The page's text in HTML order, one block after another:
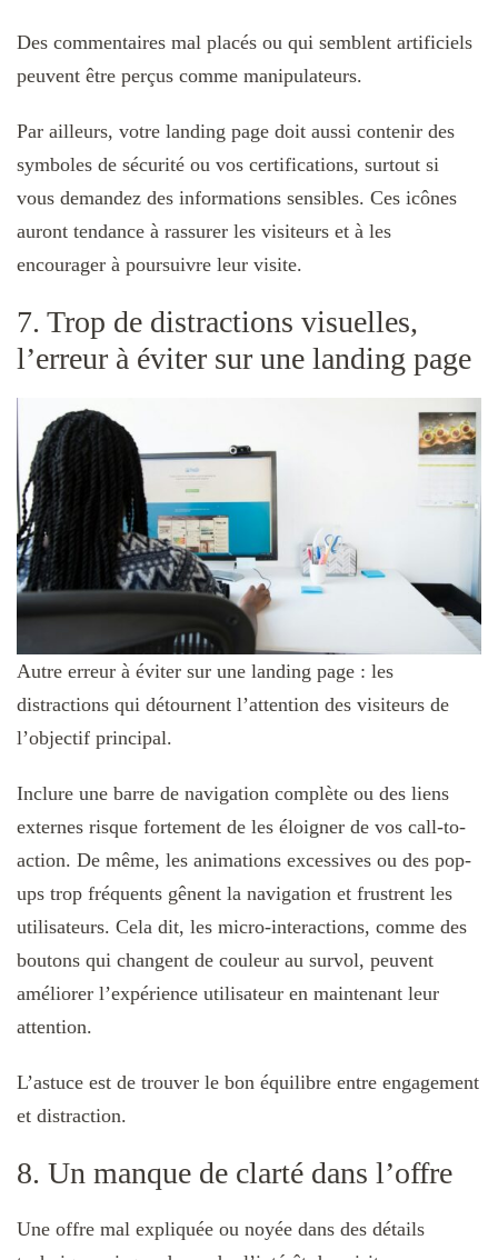
Des commentaires mal placés ou qui semblent artificiels
peuvent être perçus comme manipulateurs.
Par ailleurs, votre landing page doit aussi contenir des
symboles de sécurité ou vos certifications, surtout si
vous demandez des informations sensibles. Ces icônes
auront tendance à rassurer les visiteurs et à les
encourager à poursuivre leur visite.
7. Trop de distractions visuelles,
l’erreur à éviter sur une landing page
Autre erreur à éviter sur une landing page : les
distractions qui détournent l’attention des visiteurs de
l’objectif principal.
Inclure une barre de navigation complète ou des liens
externes risque fortement de les éloigner de vos call-to-
action. De même, les animations excessives ou des pop-
ups trop fréquents gênent la navigation et frustrent les
utilisateurs. Cela dit, les micro-interactions, comme des
boutons qui changent de couleur au survol, peuvent
améliorer l’expérience utilisateur en maintenant leur
attention.
L’astuce est de trouver le bon équilibre entre engagement
et distraction.
8. Un manque de clarté dans l’offre
Une offre mal expliquée ou noyée dans des détails